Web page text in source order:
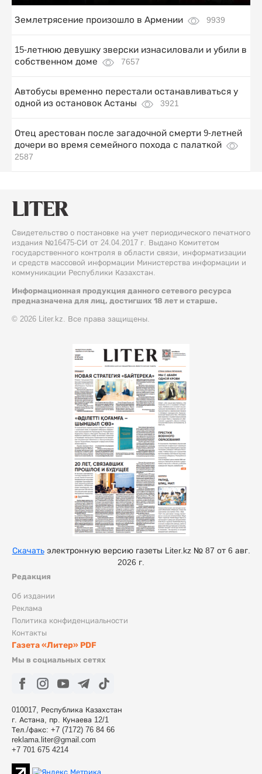
Землетрясение произошло в Армении 9939
15-летнюю девушку зверски изнасиловали и убили в
собственном доме
7657
Автобусы временно перестали останавливаться у
одной из остановок Астаны
3921
Отец арестован после загадочной смерти 9-летней
дочери во время семейного похода с палаткой
2587
Свидетельство о постановке на учет периодического печатного
издания №16475-СИ от 24.04.2017 г. Выдано Комитетом
государственного контроля в области связи, информатизации
и средств массовой информации Министерства информации и
коммуникации Республики Казахстан.
Информационная продукция данного сетевого ресурса
предназначена для лиц, достигших 18 лет и старше.
© 2026 Liter.kz. Все права защищены.
Редакция
Об издании
Реклама
Политика конфиденциальности
Контакты
Газета «Литер» PDF
Мы в социальных сетях
010017, Республика Казахстан
г. Астана, пр. Кунаева 12/1
Тел./факс: +7 (7172) 76 84 66
reklama.liter@gmail.com
+7 701 675 4214
Скачатьэлектронную версию газеты Liter.kz № 87 от 6 авг.
2026 г.